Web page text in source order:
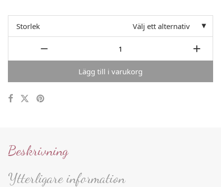
Storlek Välj ett alternativ
Lägg till i varukorg
Beskrivning
Ytterligare information